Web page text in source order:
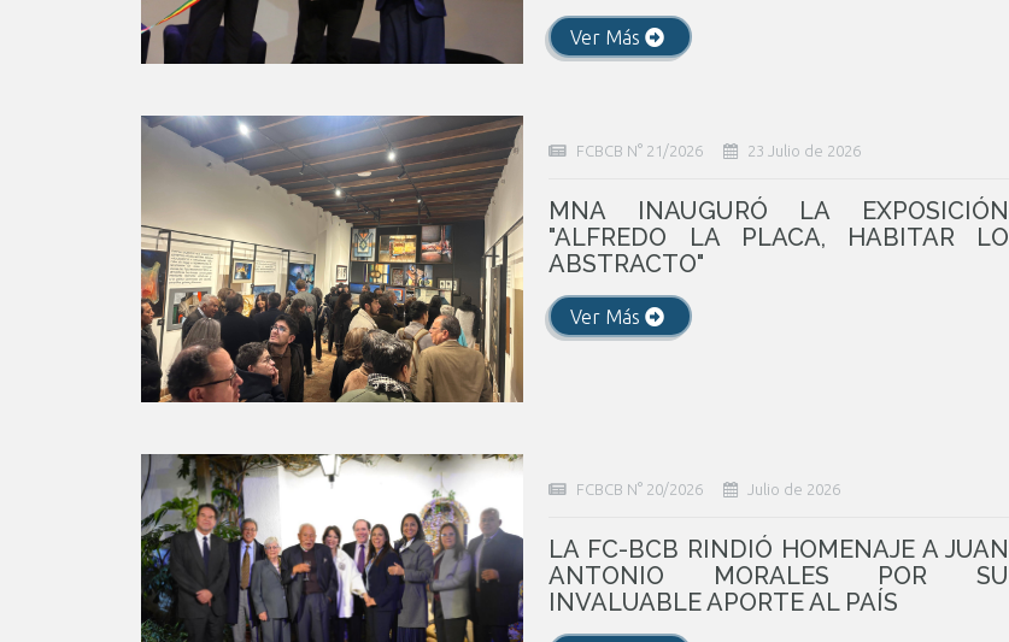
Ver Más
FCBCB N° 21/2026 23 Julio de 2026
MNA INAUGURÓ LA EXPOSICIÓN
"ALFREDO LA PLACA, HABITAR LO
ABSTRACTO"
Ver Más
FCBCB N° 20/2026 Julio de 2026
LA FC-BCB RINDIÓ HOMENAJE A JUAN
ANTONIO MORALES POR SU
INVALUABLE APORTE AL PAÍS